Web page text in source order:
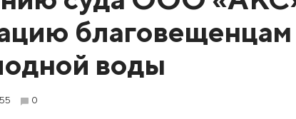
благовещенцам
воды
0